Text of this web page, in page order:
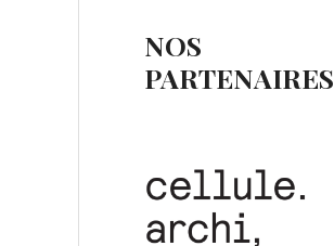
NOS
PARTENAIRES